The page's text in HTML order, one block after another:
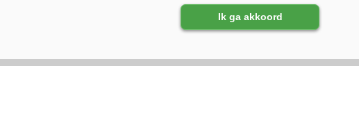
Geitenmelkprijzen mei
Ex-NOG-
Kupers: ‘Maak
Ik ga akkoord